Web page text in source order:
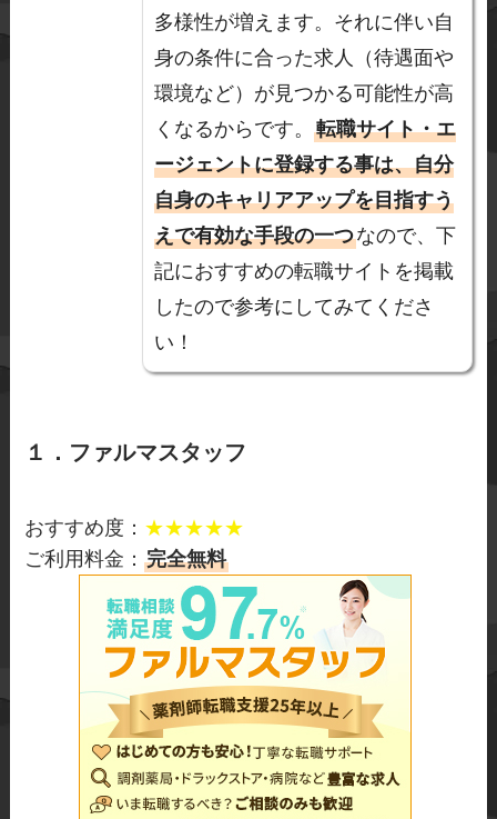
多様性が増えます。それに伴い自
身の条件に合った求人（待遇面や
環境など）が見つかる可能性が高
くなるからです。転職サイト・エ
ージェントに登録する事は、自分
自身のキャリアアップを目指すう
えで有効な手段の一つなので、下
記におすすめの転職サイトを掲載
したので参考にしてみてくださ
い！
１．ファルマスタッフ
おすすめ度： ★★★★★
ご利用料金：完全無料